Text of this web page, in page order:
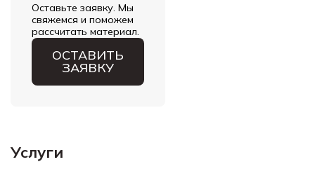
Оставьте заявку. Мы
свяжемся и поможем
рассчитать материал.
ОСТАВИТЬ
ЗАЯВКУ
Услуги